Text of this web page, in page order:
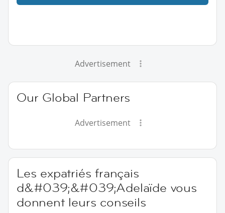
Advertisement
Our Global Partners
Advertisement
Les expatriés français
d&#039;&#039;Adelaïde vous
donnent leurs conseils